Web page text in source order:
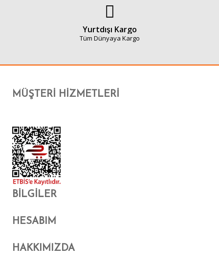
Yurtdışı Kargo
Tüm Dünyaya Kargo
MÜŞTERI HIZMETLERI
BILGILER
HESABIM
HAKKIMIZDA